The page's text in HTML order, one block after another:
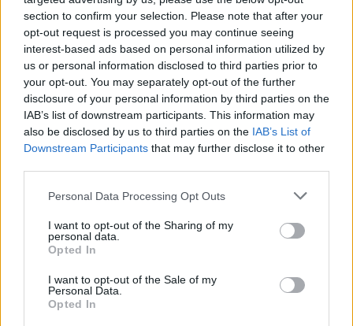
section to confirm your selection. Please note that after your
opt-out request is processed you may continue seeing
interest-based ads based on personal information utilized by
us or personal information disclosed to third parties prior to
your opt-out. You may separately opt-out of the further
disclosure of your personal information by third parties on the
IAB’s list of downstream participants. This information may
also be disclosed by us to third parties on the IAB’s List of
Downstream Participants that may further disclose it to other
Please note that this website/app uses one or more Google
not limited to your visit or usage behaviour. You may click to
grant or deny consent to Google and its third-party tags to
use your data for below specified purposes in below Google
consent section.
Personal Data Processing Opt Outs
I want to opt-out of the Sharing of my
personal data.
Opted In
I want to opt-out of the Sale of my
Personal Data.
Opted In
Intervención conjunta de Japón y EE.UU. para frenar la caída
Marta Ruiz · 7 Ago 2026